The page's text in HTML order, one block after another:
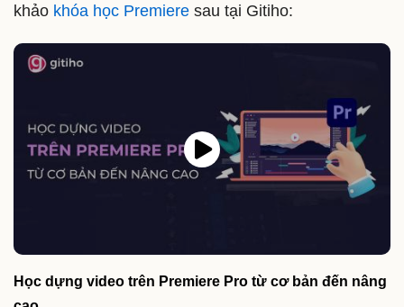
khảo khóa học Premiere sau tại Gitiho:
Học dựng video trên Premiere Pro từ cơ bản đến nâng